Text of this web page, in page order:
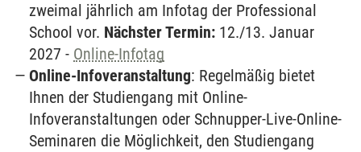
zweimal jährlich am Infotag der Professional
School vor. Nächster Termin: 12./13. Januar
2027 - Online-Infotag
Online-Infoveranstaltung: Regelmäßig bietet
Ihnen der Studiengang mit Online-
Infoveranstaltungen oder Schnupper-Live-Online-
Seminaren die Möglichkeit, den Studiengang